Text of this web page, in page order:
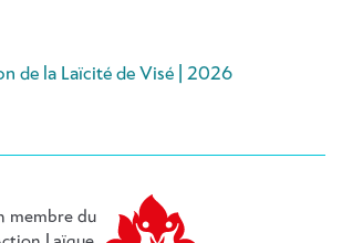
de la Laïcité de Visé | 2026
membre du